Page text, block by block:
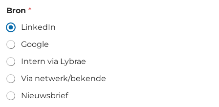
Bron *
LinkedIn
Google
Intern via Lybrae
Via netwerk/bekende
Nieuwsbrief